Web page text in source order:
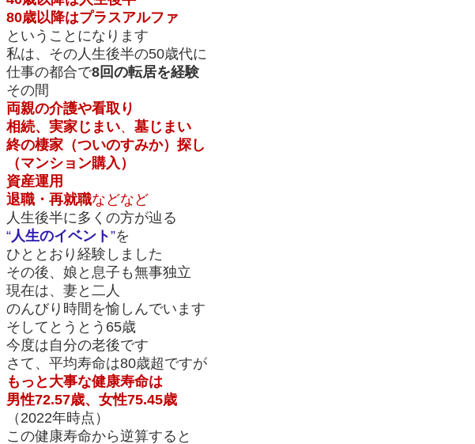
80歳以降はプラスアルファ
ということになります
私は、その人生後半の50歳代に
仕事の都合で8回の転居を経験
その間
両親の介護や看取り
相続、 実家じまい、 墓じまい
終の棲家（ついのすみか）探し
（マンション購入）
資産運用
退職・再就職などなど
人生後半に多くの方が辿る
“人生のイベント”を
ひととおり経験しました
その後、娘と息子も無事独立
現在は、妻と二人
のんびり時間を愉しんでいます
そしてとうとう65歳
今度は自分の老後です
さて、平均寿命は80歳超ですが
もっと大事な健康寿命は
男性72.57歳、女性75.45歳
（2022年時点）
この健康寿命から逆算すると